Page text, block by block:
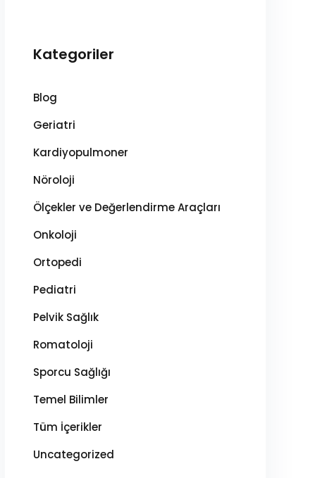
Kategoriler
Blog
Geriatri
Kardiyopulmoner
Nöroloji
Ölçekler ve Değerlendirme Araçları
Onkoloji
Ortopedi
Pediatri
Pelvik Sağlık
Romatoloji
Sporcu Sağlığı
Temel Bilimler
Tüm İçerikler
Uncategorized